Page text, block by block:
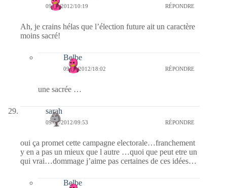
09/02/2012/10:19 RÉPONDRE
Ah, je crains hélas que l’élection future ait un caractère
moins sacré!
Belbe
09/02/2012/18:02 RÉPONDRE
une sacrée …
sarah
09/02/2012/09:53 RÉPONDRE
oui ça promet cette campagne electorale…franchement
y en a pas un mieux que l autre …quoi que peut etre un
qui vrai…dommage j’aime pas certaines de ces idées…
Belbe